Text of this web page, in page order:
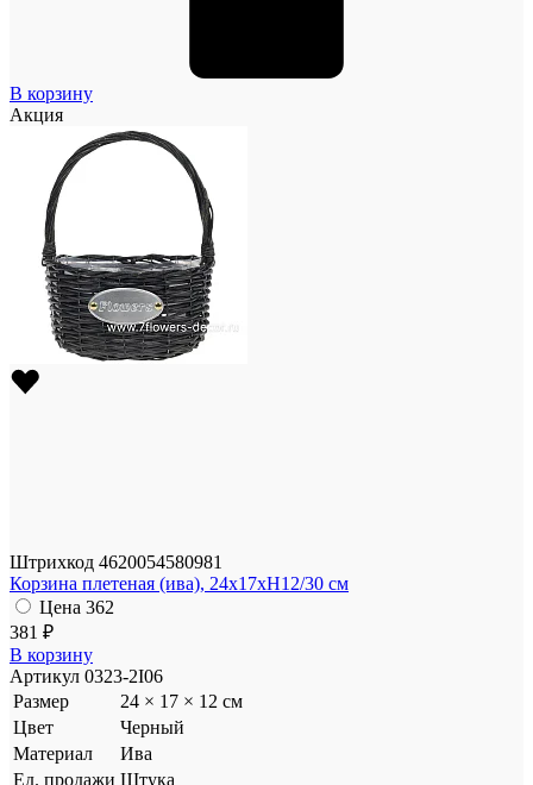
В корзину
Акция
Штрихкод 4620054580981
Корзина плетеная (ива), 24x17xH12/30 см
Цена 362
381 ₽
В корзину
Артикул 0323-2I06
Размер
24 × 17 × 12 см
Цвет
Черный
Материал
Ива
Ед. продажи Штука